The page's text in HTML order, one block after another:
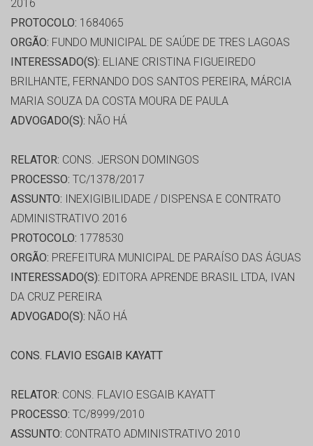
2016
PROTOCOLO: 1684065
ORGÃO: FUNDO MUNICIPAL DE SAÚDE DE TRES LAGOAS
INTERESSADO(S): ELIANE CRISTINA FIGUEIREDO
BRILHANTE, FERNANDO DOS SANTOS PEREIRA, MÁRCIA
MARIA SOUZA DA COSTA MOURA DE PAULA
ADVOGADO(S): NÃO HÁ
RELATOR: CONS. JERSON DOMINGOS
PROCESSO: TC/1378/2017
ASSUNTO: INEXIGIBILIDADE / DISPENSA E CONTRATO
ADMINISTRATIVO 2016
PROTOCOLO: 1778530
ORGÃO: PREFEITURA MUNICIPAL DE PARAÍSO DAS ÁGUAS
INTERESSADO(S): EDITORA APRENDE BRASIL LTDA, IVAN
DA CRUZ PEREIRA
ADVOGADO(S): NÃO HÁ
CONS. FLAVIO ESGAIB KAYATT
RELATOR: CONS. FLAVIO ESGAIB KAYATT
PROCESSO: TC/8999/2010
ASSUNTO: CONTRATO ADMINISTRATIVO 2010